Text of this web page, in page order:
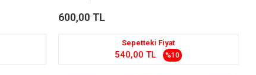
600,00 TL
Sepetteki Fiyat
540,00 TL %10